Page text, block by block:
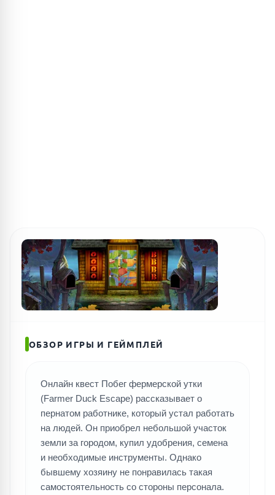
ОБЗОР ИГРЫ И ГЕЙМПЛЕЙ
Онлайн квест Побег фермерской утки
(Farmer Duck Escape) рассказывает о
пернатом работнике, который устал работать
на людей. Он приобрел небольшой участок
земли за городом, купил удобрения, семена
и необходимые инструменты. Однако
бывшему хозяину не понравилась такая
самостоятельность со стороны персонала.